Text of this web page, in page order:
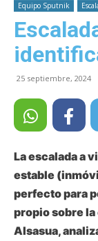
Equipo Sputnik
25 septiembre, 2024
La escalada a
estable
perfecto para
propio sobre la
Alsasua,